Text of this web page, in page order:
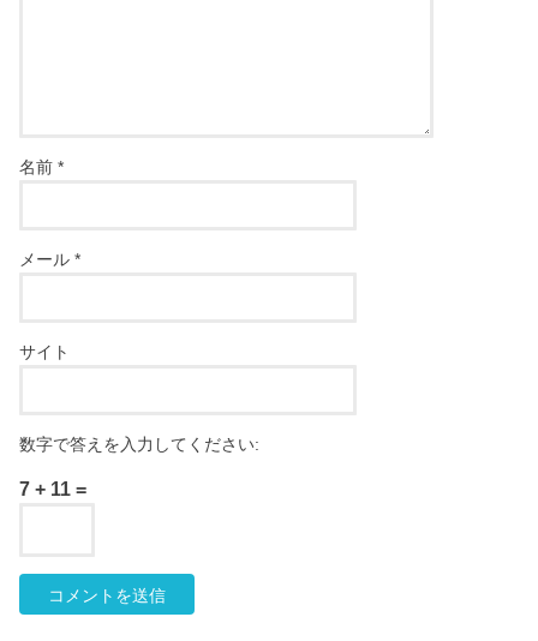
名前*
メール*
サイト
数字で答えを入力してください:
7 + 11 =